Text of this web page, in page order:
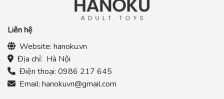
Liên hệ
Website: hanoku.vn
Địa chỉ: Hà Nội
Điện thoại: 0986 217 645
Email: hanokuvn@gmail.com